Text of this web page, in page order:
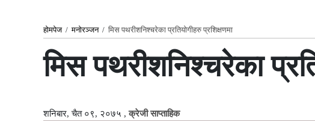
होमपेज/मनोरञ्जन/ मिस पथरीशनिश्चरेका प्रतियोगीहरु प्रशिक्षणमा
मिस पथरीशनिश्चरेका
शनिबार, चैत ०९, २०७५ ,क्रेजी साप्ताहिक